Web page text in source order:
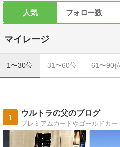
人気 フォロー数
マイレージ
1〜30位 31〜60位 61〜90位
1
ウルトラの父のブログ